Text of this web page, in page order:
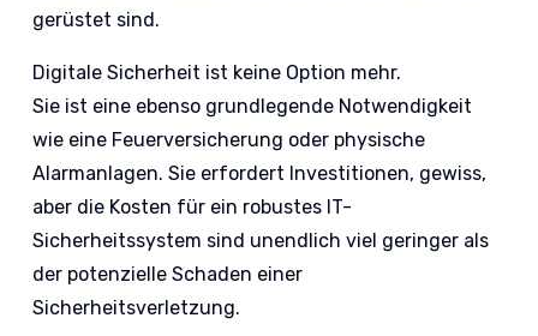
gerüstet sind.
Digitale Sicherheit ist keine Option mehr.
Sie ist eine ebenso grundlegende Notwendigkeit
wie eine Feuerversicherung oder physische
Alarmanlagen. Sie erfordert Investitionen, gewiss,
aber die Kosten für ein robustes IT-
Sicherheitssystem sind unendlich viel geringer als
der potenzielle Schaden einer
Sicherheitsverletzung.